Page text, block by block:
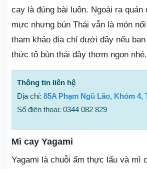
cay là đúng bài luôn. Ngoài ra quán
mực nhưng bún Thái vẫn là món
tham khảo địa chỉ dưới đây nếu
thức tô bún thái đầy thơm ngon nhé.
Thông tin liên hệ
Địa chỉ: 85A Phạm Ngũ Lão, Khóm 4,
Số điện thoại: 0344 082 829
Mì cay Yagami
Yagami là chuỗi ẩm thực lẩu và mì